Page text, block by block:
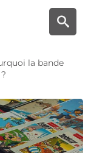
la bande